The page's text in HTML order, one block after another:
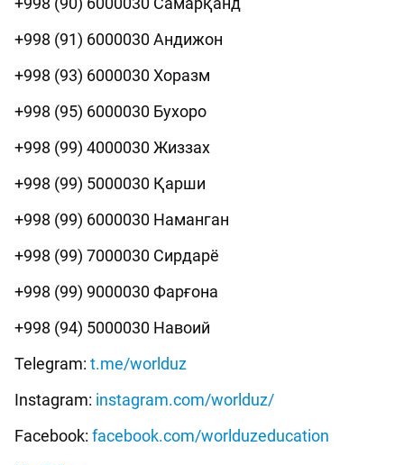
+998 (91) 6000030 Андижон
+998 (93) 6000030 Хоразм
+998 (95) 6000030 Бухоро
+998 (99) 4000030 Жиззах
+998 (99) 5000030 Қарши
+998 (99) 6000030 Наманган
+998 (99) 7000030 Сирдарё
+998 (99) 9000030 Фарғона
+998 (94) 5000030 Навоий
Telegram: t.me/worlduz
Instagram: instagram.com/worlduz/
Facebook: facebook.com/worlduzeducation